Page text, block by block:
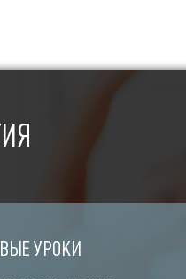
УРОКИ